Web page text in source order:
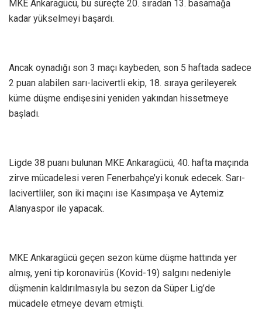
MKE Ankaragücü, bu süreçte 20. sıradan 13. basamağa
kadar yükselmeyi başardı.
Ancak oynadığı son 3 maçı kaybeden, son 5 haftada sadece
2 puan alabilen sarı-lacivertli ekip, 18. sıraya gerileyerek
küme düşme endişesini yeniden yakından hissetmeye
başladı.
Ligde 38 puanı bulunan MKE Ankaragücü, 40. hafta maçında
zirve mücadelesi veren Fenerbahçe’yi konuk edecek. Sarı-
lacivertliler, son iki maçını ise Kasımpaşa ve Aytemiz
Alanyaspor ile yapacak.
MKE Ankaragücü geçen sezon küme düşme hattında yer
almış, yeni tip koronavirüs (Kovid-19) salgını nedeniyle
düşmenin kaldırılmasıyla bu sezon da Süper Lig’de
mücadele etmeye devam etmişti.